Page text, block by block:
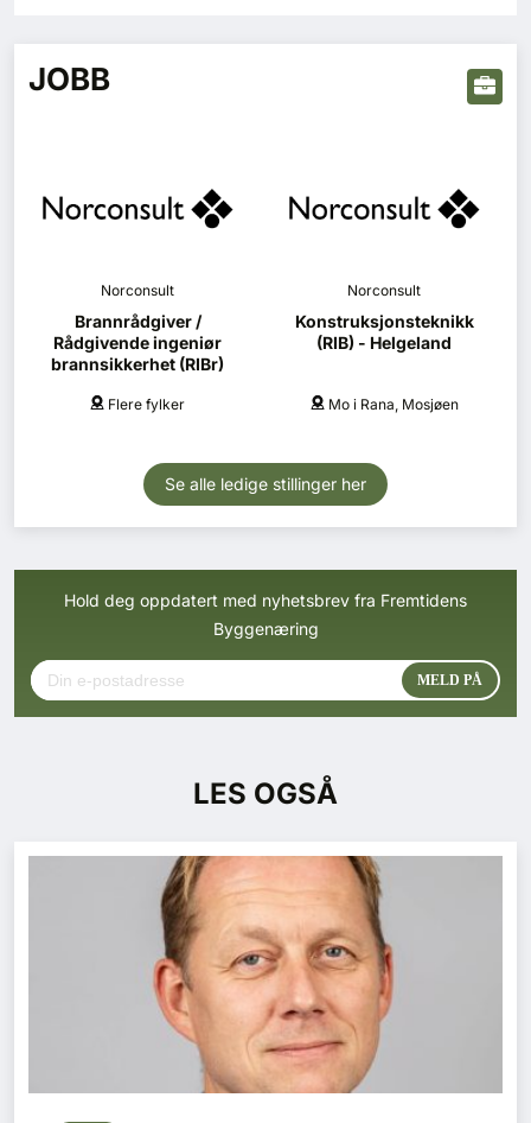
JOBB
Norconsult
Brannrådgiver /
Rådgivende ingeniør
brannsikkerhet (RIBr)
Flere fylker
Norconsult
Konstruksjonsteknikk
(RIB) - Helgeland
Mo i Rana, Mosjøen
Se alle ledige stillinger her
Hold deg oppdatert med nyhetsbrev fra Fremtidens
Byggenæring
LES OGSÅ